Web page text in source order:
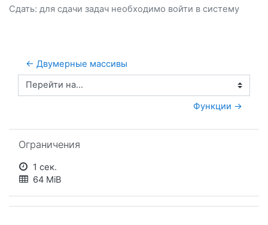
Сдать: для сдачи задач необходимо войти в систему
← Двумерные массивы
Перейти на...
Функции →
Ограничения
1 сек.
64 MiB